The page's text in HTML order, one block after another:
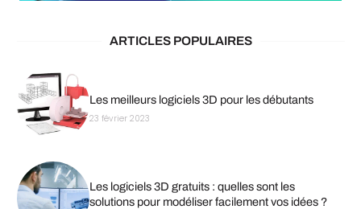
ARTICLES POPULAIRES
Les meilleurs logiciels 3D pour les débutants
23 février 2023
Les logiciels 3D gratuits : quelles sont les
solutions pour modéliser facilement vos idées ?